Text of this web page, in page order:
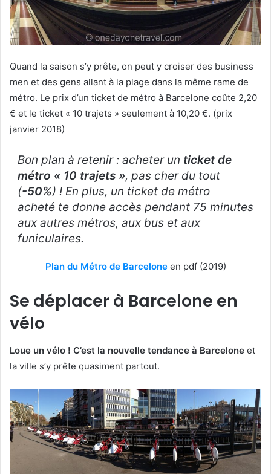
Quand la saison s’y prête, on peut y croiser des business
men et des gens allant à la plage dans la même rame de
métro. Le prix d’un ticket de métro à Barcelone coûte 2,20
€ et le ticket « 10 trajets » seulement à 10,20 €. (prix
janvier 2018)
Bon plan à retenir : acheter un ticket de
métro « 10 trajets », pas cher du tout
(-50%) ! En plus, un ticket de métro
acheté te donne accès pendant 75 minutes
aux autres métros, aux bus et aux
funiculaires.
Plan du Métro de Barceloneen pdf (2019)
Se déplacer à Barcelone en
vélo
Loue un vélo ! C’est la nouvelle tendance à Barcelone et
la ville s’y prête quasiment partout.